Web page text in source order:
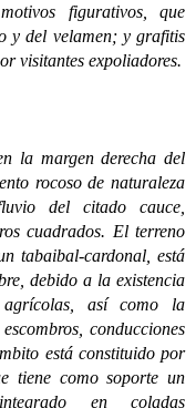
figurativos, que
y del velamen; y grafitis
visitantes expoliadores.
margen derecha del
rocoso de naturaleza
del citado cauce,
cuadrados. El terreno
tabaibal-cardonal, está
debido a la existencia
así como la
conducciones
está constituido por
tiene como soporte un
en coladas